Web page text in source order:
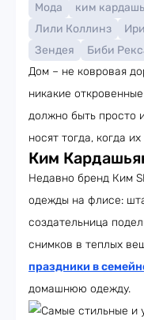
Мода ким
Лили Коллинз
Зендея
Биби
Дом – не ковровая
никакие
должно быть просто
носят тогда, когда
Ким
Недавно бренд Ким
одежды на флисе:
создательница
снимков в теплых
праздники в
домашнюю одежду.